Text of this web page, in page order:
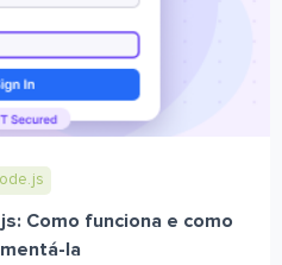
Como funciona e como
la